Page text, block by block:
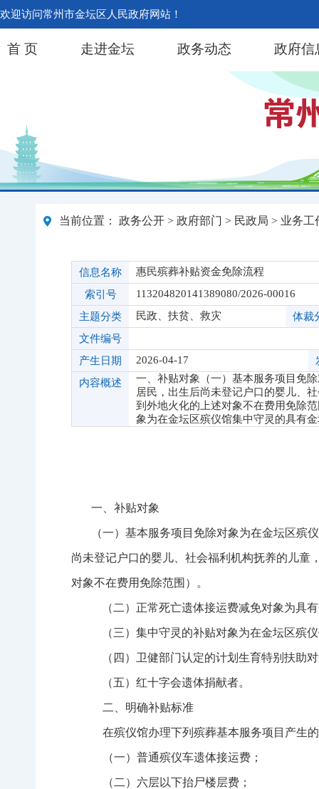
欢迎访问常州市金坛区人民政府网站！
首 页 走进金坛 政务动态 政府信
当前位置： 政务公开 > 政府部门 > 民政局 > 业务工
信息名称
惠民殡葬补贴资金免除流程
索引号
113204820141389080/2026-00016
主题分类
民政、扶贫、救灾
体裁
文件编号
产生日期
2026-04-17
内容概述
一、补贴对象（一）基本服务项目免
居民，出生后尚未登记户口的婴儿、
到外地火化的上述对象不在费用免除
象为在金坛区殡仪馆集中守灵的具有
一、补贴对象
（一）基本服务项目免除对象为在金坛区殡
尚未登记户口的婴儿、社会福利机构抚养的儿童
对象不在费用免除范围）。
（二）正常死亡遗体接运费减免对象为具
（三）集中守灵的补贴对象为在金坛区殡
（四）卫健部门认定的计划生育特别扶助
（五）红十字会遗体捐献者。
二、明确补贴标准
在殡仪馆办理下列殡葬基本服务项目产生
（一）普通殡仪车遗体接运费；
（二）六层以下抬尸楼层费；